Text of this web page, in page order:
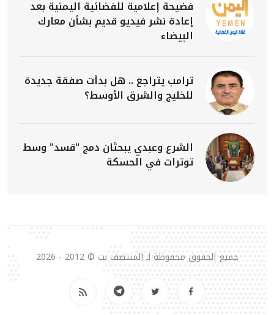
فضيحة إعلامية للفضائية اليمنية بعد
إعادة نشر فيديو قديم بشأن معارك
البيضاء
ترامب يتراجع .. هل بدأت صفقة جديدة
للخليج والشرق الأوسط؟
الشرع وعبدي يبحثان دمج "قسد" وسط
توترات في الحسكة
جميع الحقوق محفوظة لـ المنتصف نت © 2012 - 2026